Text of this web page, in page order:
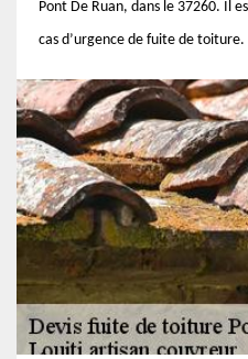
Pont De Ruan, dans le 37260. Il
cas d’urgence de fuite de toiture.